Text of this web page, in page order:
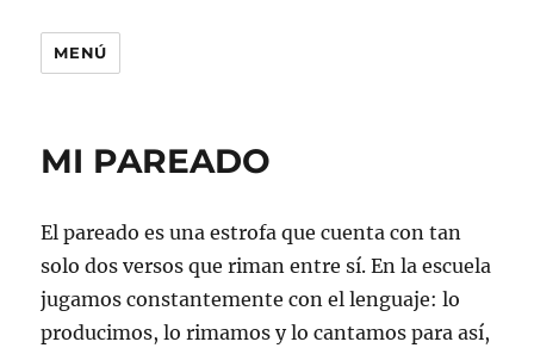
MENÚ
MI PAREADO
El pareado es una estrofa que cuenta con tan
solo dos versos que riman entre sí. En la escuela
jugamos constantemente con el lenguaje: lo
producimos, lo rimamos y lo cantamos para así,